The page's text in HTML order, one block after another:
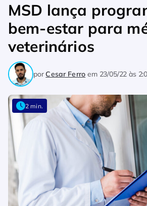
MSD lança
bem-estar para
veterinários
porCesar Ferro em 23/05/22 às
2 min.